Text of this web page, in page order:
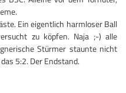
Ein eigentlich harmloser Ball
zu köpfen. Naja ;-) alle
Stürmer staunte nicht
5:2. Der Endstand.